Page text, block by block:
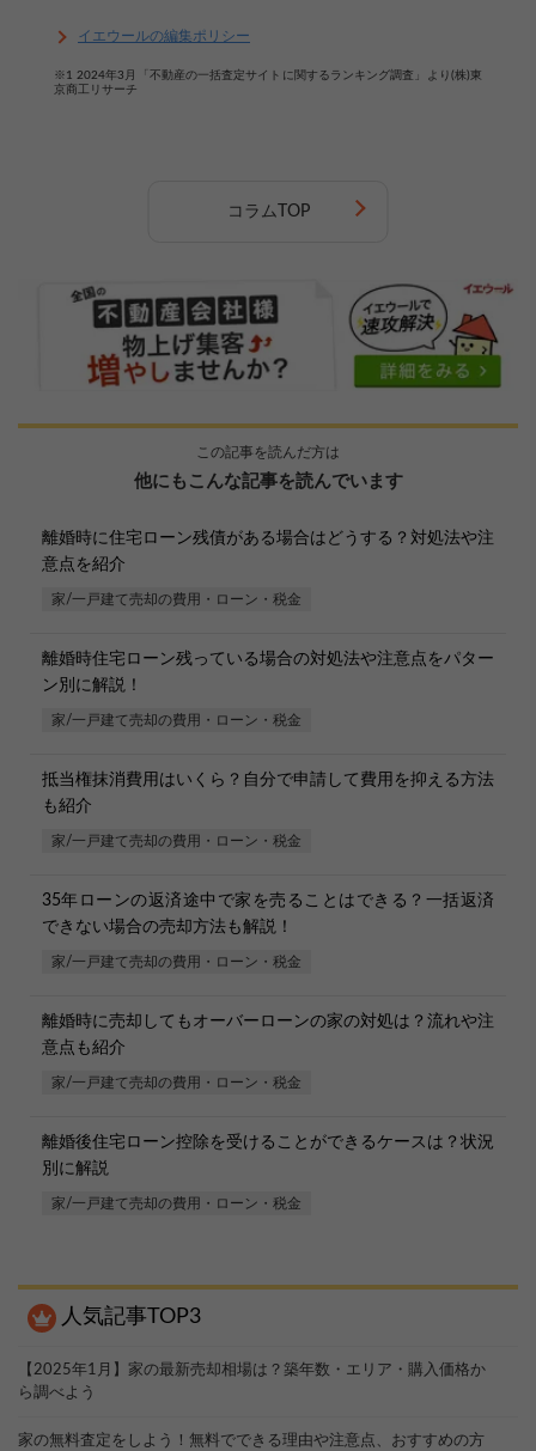
イエウールの編集ポリシー
※1 2024年3月「不動産の一括査定サイトに関するランキング調査」より(株)東
京商工リサーチ
コラムTOP
この記事を読んだ方は
他にもこんな記事を読んでいます
離婚時に住宅ローン残債がある場合はどうする？対処法や注
意点を紹介
家/一戸建て売却の費用・ローン・税金
離婚時住宅ローン残っている場合の対処法や注意点をパター
ン別に解説！
家/一戸建て売却の費用・ローン・税金
抵当権抹消費用はいくら？自分で申請して費用を抑える方法
も紹介
家/一戸建て売却の費用・ローン・税金
35年ローンの返済途中で家を売ることはできる？一括返済
できない場合の売却方法も解説！
家/一戸建て売却の費用・ローン・税金
離婚時に売却してもオーバーローンの家の対処は？流れや注
意点も紹介
家/一戸建て売却の費用・ローン・税金
離婚後住宅ローン控除を受けることができるケースは？状況
別に解説
家/一戸建て売却の費用・ローン・税金
人気記事TOP3
【2025年1月】家の最新売却相場は？築年数・エリア・購入価格か
ら調べよう
家の無料査定をしよう！無料でできる理由や注意点、おすすめの方